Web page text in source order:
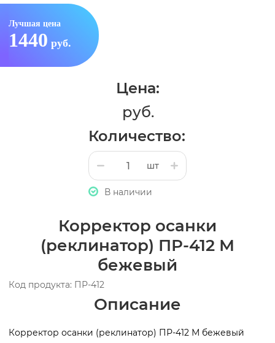
Корректор осанки
(реклинатор) ПР-412 М
бежевый
Код продукта: ПР-412
Описание
Корректор осанки (реклинатор) ПР-412 М бежевый
Лучшая цена
1440 руб.
Цена:
руб.
Количество:
шт
В наличии